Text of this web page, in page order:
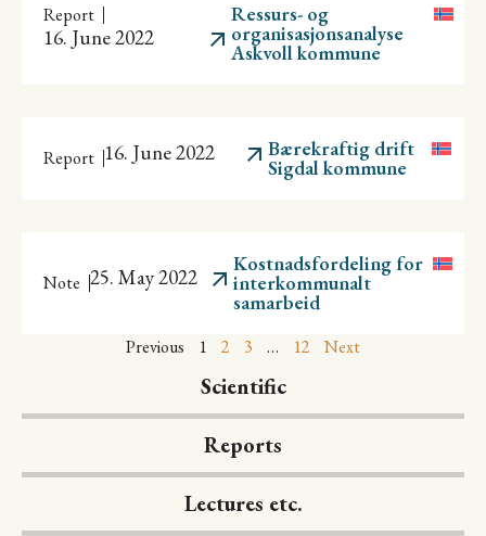
Scientific
Reports
Lectures etc.
Report
16. June 2022
Ressurs- og
organisasjonsanalyse
Askvoll kommune
Report 16. June 2022 Bærekraftig drift
Sigdal kommune
Note 25. May 2022 Kostnadsfordeling for
interkommunalt
samarbeid
Previous 1 2 3 … 12 Next